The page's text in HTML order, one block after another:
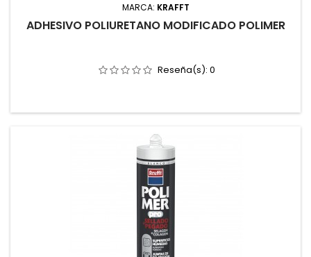
MARCA: KRAFFT
ADHESIVO POLIURETANO MODIFICADO POLIMER
Reseña(s): 0